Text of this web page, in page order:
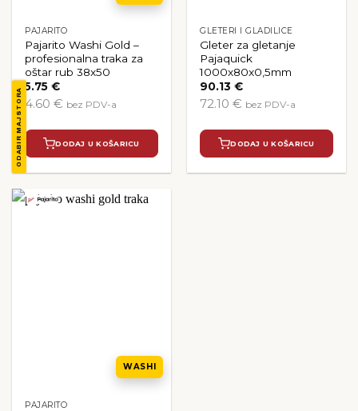
ODABIR MAJSTORA
PAJARITO
Pajarito Washi Gold –
profesionalna traka za
oštar rub 38x50
5.75€
4.60 € bez PDV-a
DODAJ U KOŠARICU
GLETERI I GLADILICE
Gleter za gletanje
Pajaquick
1000x80x0,5mm
90.13€
72.10 € bez PDV-a
DODAJ U KOŠARICU
WASHI
PAJARITO